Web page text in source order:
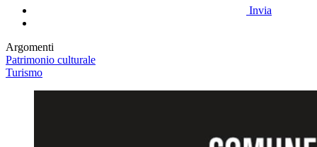
Invia
Argomenti
Patrimonio culturale
Turismo